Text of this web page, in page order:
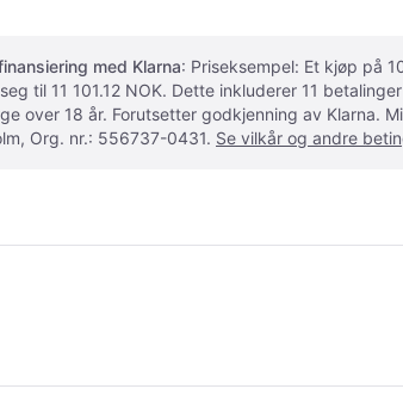
med Klarna: Priseksempel: Et kjøp på
til 11 101.12 NOK. Dette inkluderer 11
18 år. Forutsetter godkjenning av Klarna.
Org. nr.: 556737-0431. Se vilkår og andre